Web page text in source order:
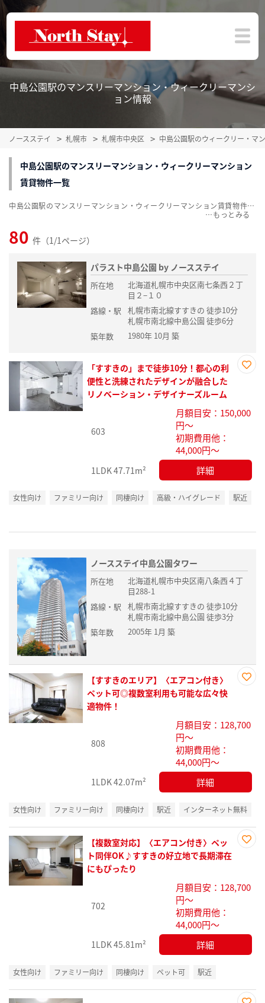
中島公園駅のマンスリーマンション・ウィークリーマンシ
ョン情報
ノースステイ 札幌市 札幌市中央区 中島公園駅のウィークリー・マ
中島公園駅のマンスリーマンション・ウィークリーマンション
賃貸物件一覧
80 件（1/1ページ）
パラスト中島公園 by ノースステイ
所在地
北海道札幌市中央区南七条西２丁
目２−１０
路線・駅
札幌市南北線すすきの 徒歩10分
札幌市南北線中島公園 徒歩6分
築年数
1980年 10月 築
録
「すすきの」まで徒歩10分！都心の利
便性と洗練されたデザインが融合した
リノベーション・デザイナーズルーム
603
月額目安：150,000
円～
初期費用他：
44,000円～
1LDK47.71m² 詳細
女性向け ファミリー向け 同棲向け 高級・ハイグレード 駅近
ノースステイ中島公園タワー
所在地
北海道札幌市中央区南八条西４丁
目288-1
路線・駅
札幌市南北線すすきの 徒歩10分
札幌市南北線中島公園 徒歩3分
築年数
2005年 1月 築
録
【すすきのエリア】〈エアコン付き〉
ペット可◎複数室利用も可能な広々快
適物件！
808
月額目安：128,700
円～
初期費用他：
44,000円～
1LDK42.07m² 詳細
女性向け ファミリー向け 同棲向け 駅近 インターネット無料
録
【複数室対応】〈エアコン付き〉ペッ
ト同伴OK♪すすきの好立地で長期滞在
にもぴったり
702
月額目安：128,700
円～
初期費用他：
44,000円～
1LDK45.81m² 詳細
女性向け ファミリー向け 同棲向け ペット可 駅近
中島公園駅のマンスリーマンション・ウィークリーマンション賃貸物件一覧を、80件掲載中。敷金・礼金無料、家具・家電付をご紹介。こだわり条件での絞込みも簡単！
…